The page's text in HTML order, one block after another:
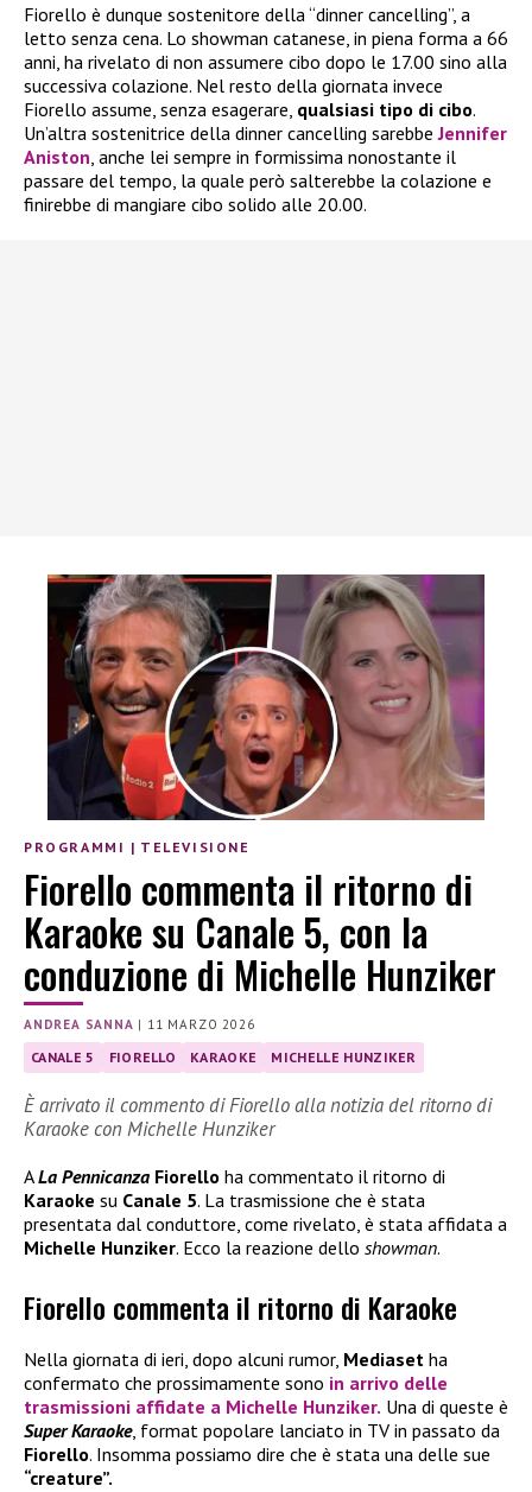
Fiorello è dunque sostenitore della “dinner cancelling”, a
letto senza cena. Lo showman catanese, in piena forma a 66
anni, ha rivelato di non assumere cibo dopo le 17.00 sino alla
successiva colazione. Nel resto della giornata invece
Fiorello assume, senza esagerare, qualsiasi tipo di cibo.
Un’altra sostenitrice della dinner cancelling sarebbeJennifer
Aniston , anche lei sempre in formissima nonostante il
passare del tempo, la quale però salterebbe la colazione e
finirebbe di mangiare cibo solido alle 20.00.
PROGRAMMI | TELEVISIONE
Fiorello commenta il ritorno di
Karaoke su Canale 5, con la
conduzione di Michelle Hunziker
ANDREA SANNA | 11 MARZO 2026
CANALE 5 FIORELLO KARAOKE MICHELLE HUNZIKER
È arrivato il commento di Fiorello alla notizia del ritorno di
Karaoke con Michelle Hunziker
ALa Pennicanza Fiorello ha commentato il ritorno di
Karaoke su Canale 5. La trasmissione che è stata
presentata dal conduttore, come rivelato, è stata affidata a
Michelle Hunziker. Ecco la reazione dello showman.
Fiorello commenta il ritorno di Karaoke
Nella giornata di ieri, dopo alcuni rumor, Mediaset ha
confermato che prossimamente sono in arrivo delle
trasmissioni affidate a Michelle Hunziker. Una di queste è
Super Karaoke, format popolare lanciato in TV in passato da
Fiorello. Insomma possiamo dire che è stata una delle sue
“creature”.